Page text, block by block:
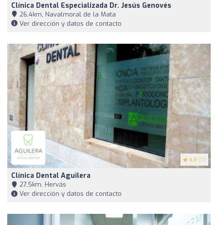
Clínica Dental Especializada Dr. Jesús Genovés
26,4km, Navalmoral de la Mata
Ver dirección y datos de contacto
4.3 (11)
Clínica Dental Aguilera
27,5km, Hervás
Ver dirección y datos de contacto